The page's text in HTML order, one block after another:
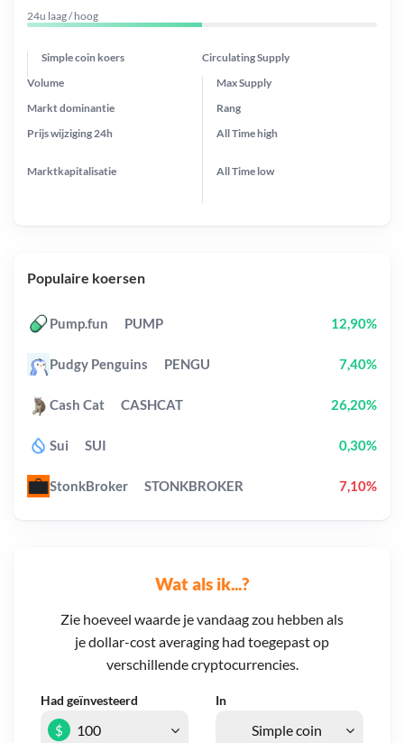
Wat als ik...?
Zie hoeveel waarde je vandaag zou hebben als
je dollar-cost averaging had toegepast op
verschillende cryptocurrencies.
Had geïnvesteerd In
$
24u laag / hoog
Simple coin koers Circulating Supply
Prijs wijziging 24h
Max Supply
Markt dominantie
Marktkapitalisatie
Volume
Rang
All Timehigh
All Time low
Populaire koersen
Pump.fun PUMP 12,90%
Pudgy Penguins PENGU 7,40%
Cash Cat CASHCAT 26,20%
Sui SUI 0,30%
StonkBroker STONKBROKER 7,10%